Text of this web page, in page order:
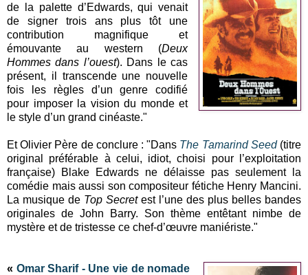
de la palette d’Edwards, qui venait
de signer trois ans plus tôt une
contribution magnifique et
émouvante au western (Deux
Hommes dans l’ouest). Dans le cas
présent, il transcende une nouvelle
fois les règles d’un genre codifié
pour imposer la vision du monde et
le style d’un grand cinéaste."
Et Olivier Père de conclure : "Dans The Tamarind Seed(titre
original préférable à celui, idiot, choisi pour l’exploitation
française) Blake Edwards ne délaisse pas seulement la
comédie mais aussi son compositeur fétiche Henry Mancini.
La musique de Top Secretest l’une des plus belles bandes
originales de John Barry. Son thème entêtant nimbe de
mystère et de tristesse ce chef-d’œuvre maniériste."
« Omar Sharif - Une vie de nomade